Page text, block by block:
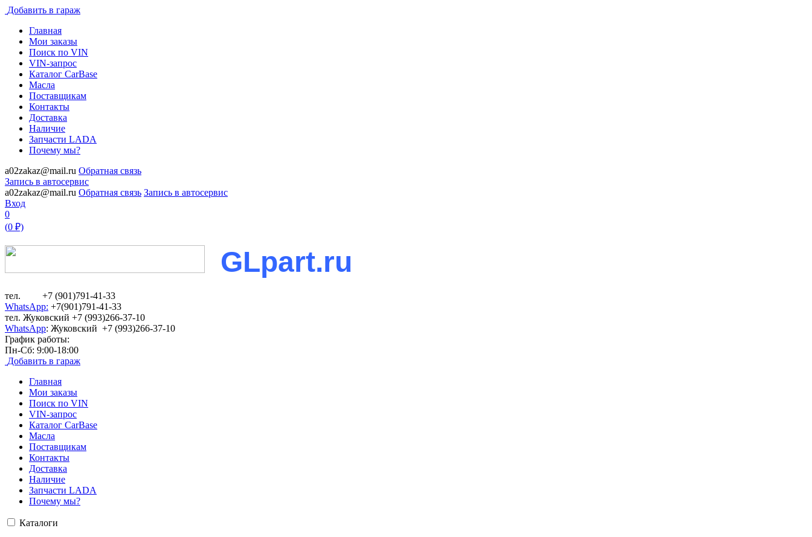
Добавить в гараж
Главная
Мои заказы
Поиск по VIN
VIN-запрос
Каталог CarBase
Масла
Поставщикам
Контакты
Доставка
Наличие
Запчасти LADA
Почему мы?
a02zakaz@mail.ru Обратная связь
Запись в автосервис
a02zakaz@mail.ru Обратная связь Запись в автосервис
Вход
0
(0 ₽)
GLpart.ru
тел. +7 (901)791-41-33
WhatsApp: +7(901)791-41-33
тел. Жуковский +7 (993)266-37-10
WhatsApp: Жуковский +7 (993)266-37-10
График работы:
Пн-Сб: 9:00-18:00
Добавить в гараж
Главная
Мои заказы
Поиск по VIN
VIN-запрос
Каталог CarBase
Масла
Поставщикам
Контакты
Доставка
Наличие
Запчасти LADA
Почему мы?
Каталоги